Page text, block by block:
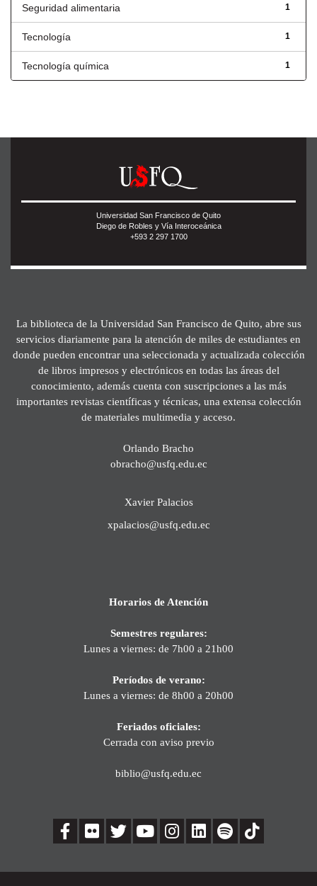
1
Seguridad alimentaria
1
Tecnología
1
Tecnología química
Universidad San Francisco de Quito
Diego de Robles y Vía Interoceánica
+593 2 297 1700
La biblioteca de la Universidad San Francisco de Quito, abre sus
servicios diariamente para la atención de miles de estudiantes en
donde pueden encontrar una seleccionada y actualizada colección
de libros impresos y electrónicos en todas las áreas del
conocimiento, además cuenta con suscripciones a las más
importantes revistas científicas y técnicas, una extensa colección
de materiales multimedia y acceso.
Orlando Bracho
obracho@usfq.edu.ec
Xavier Palacios
xpalacios@usfq.edu.ec
Horarios de Atención
Semestres regulares:
Lunes a viernes: de 7h00 a 21h00
Períodos de verano:
Lunes a viernes: de 8h00 a 20h00
Feriados oficiales:
Cerrada con aviso previo
biblio@usfq.edu.ec